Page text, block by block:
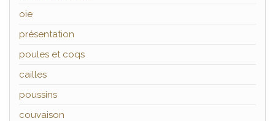
oie
présentation
poules et coqs
cailles
poussins
couvaison